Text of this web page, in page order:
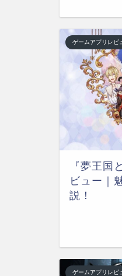
ゲームアプリレビ
『夢王国
ビュー｜
説！
ゲームアプリレビ